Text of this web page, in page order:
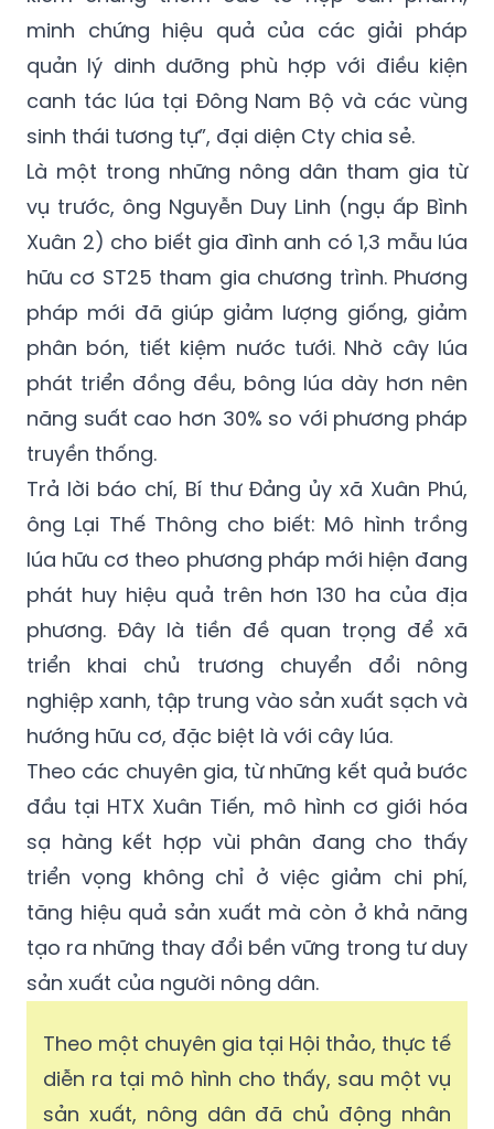
minh chứng hiệu quả của các giải pháp
quản lý dinh dưỡng phù hợp với điều kiện
canh tác lúa tại Đông Nam Bộ và các vùng
sinh thái tương tự”, đại diện Cty chia sẻ.
Là một trong những nông dân tham gia từ
vụ trước, ông Nguyễn Duy Linh (ngụ ấp Bình
Xuân 2) cho biết gia đình anh có 1,3 mẫu lúa
hữu cơ ST25 tham gia chương trình. Phương
pháp mới đã giúp giảm lượng giống, giảm
phân bón, tiết kiệm nước tưới. Nhờ cây lúa
phát triển đồng đều, bông lúa dày hơn nên
năng suất cao hơn 30% so với phương pháp
truyền thống.
Trả lời báo chí, Bí thư Đảng ủy xã Xuân Phú,
ông Lại Thế Thông cho biết: Mô hình trồng
lúa hữu cơ theo phương pháp mới hiện đang
phát huy hiệu quả trên hơn 130 ha của địa
phương. Đây là tiền đề quan trọng để xã
triển khai chủ trương chuyển đổi nông
nghiệp xanh, tập trung vào sản xuất sạch và
hướng hữu cơ, đặc biệt là với cây lúa.
Theo các chuyên gia, từ những kết quả bước
đầu tại HTX Xuân Tiến, mô hình cơ giới hóa
sạ hàng kết hợp vùi phân đang cho thấy
triển vọng không chỉ ở việc giảm chi phí,
tăng hiệu quả sản xuất mà còn ở khả năng
tạo ra những thay đổi bền vững trong tư duy
sản xuất của người nông dân.
Theo một chuyên gia tại Hội thảo, thực tế
diễn ra tại mô hình cho thấy, sau một vụ
sản xuất, nông dân đã chủ động nhân